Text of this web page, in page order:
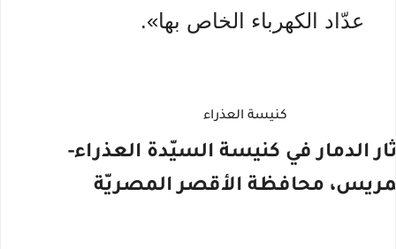
عدّاد الكهرباء الخاص بها».
الدمار في كنيسة السيّدة العذراء-
محافظة الأقصر المصريّة